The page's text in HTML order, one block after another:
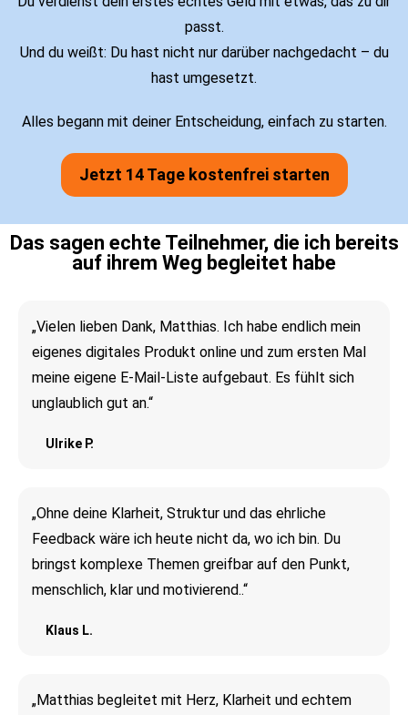
passt.
Und du weißt: Du hast nicht nur darüber nachgedacht – du
hast umgesetzt.
Alles begann mit deiner Entscheidung, einfach zu starten.
Jetzt 14 Tage kostenfrei starten
Das sagen echte Teilnehmer, die ich bereits
auf ihrem Weg begleitet habe
„Vielen lieben Dank, Matthias. Ich habe endlich mein
eigenes digitales Produkt online und zum ersten Mal
meine eigene E-Mail-Liste aufgebaut. Es fühlt sich
unglaublich gut an.“
Ulrike P.
„Ohne deine Klarheit, Struktur und das ehrliche
Feedback wäre ich heute nicht da, wo ich bin. Du
bringst komplexe Themen greifbar auf den Punkt,
menschlich, klar und motivierend..“
Klaus L.
„Matthias begleitet mit Herz, Klarheit und echtem